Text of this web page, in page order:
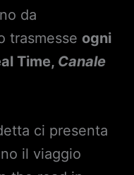
da
trasmesse ogni
Time, Canale
ci presenta
il viaggio